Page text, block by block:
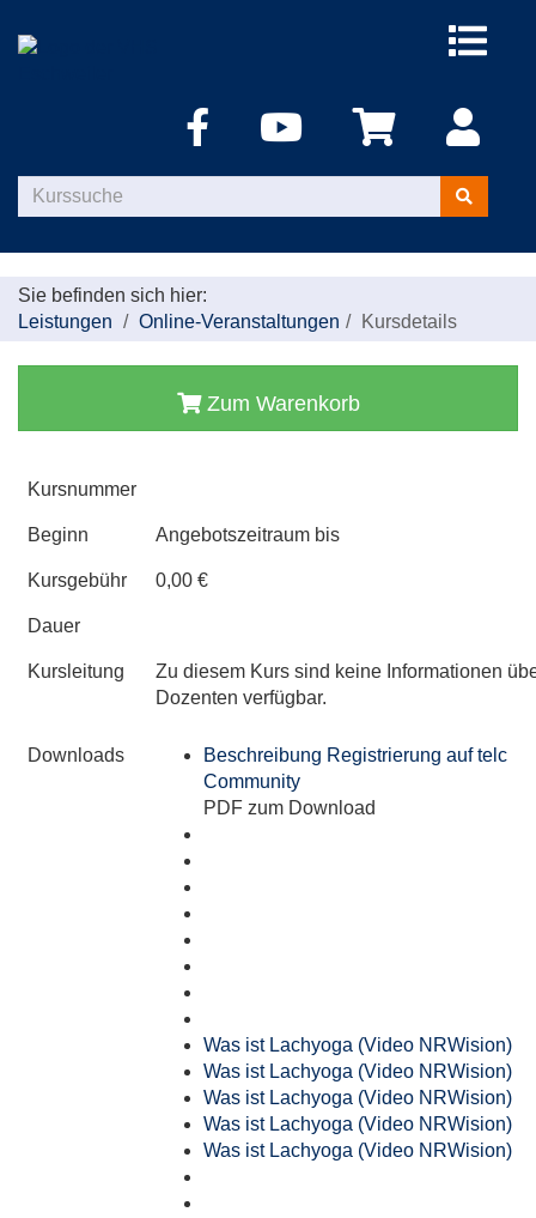
Menü
Kurse
suchen
Sie befinden sich hier:
Leistungen
Online-Veranstaltungen Kursdetails
Zum Warenkorb
Kursnummer
Beginn Angebotszeitraum bis
Kursgebühr 0,00 €
Dauer
Kursleitung
Zu diesem Kurs sind keine Informationen
Dozenten verfügbar.
Downloads
Beschreibung Registrierung auf telc
Community
PDF zum Download
Was ist Lachyoga (Video NRWision)
Was ist Lachyoga (Video NRWision)
Was ist Lachyoga (Video NRWision)
Was ist Lachyoga (Video NRWision)
Was ist Lachyoga (Video NRWision)